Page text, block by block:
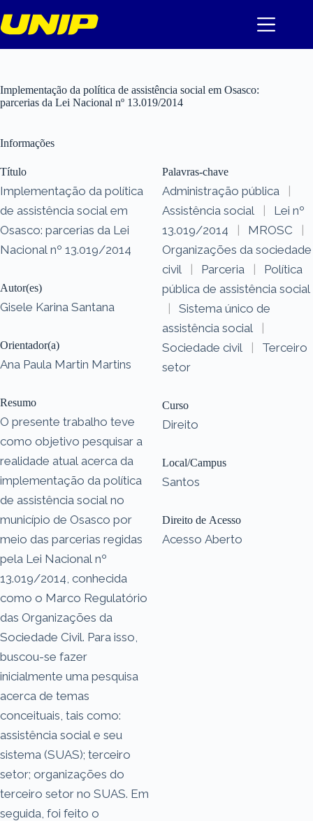
para
o
Implementação da política de assistência social em Osasco:
parcerias da Lei Nacional nº 13.019/2014
Informações
Título
Implementação da política
de assistência social em
Osasco: parcerias da Lei
Nacional nº 13.019/2014
Autor(es)
Gisele Karina Santana
Orientador(a)
Ana Paula Martin Martins
Resumo
O presente trabalho teve
como objetivo pesquisar a
realidade atual acerca da
implementação da política
de assistência social no
município de Osasco por
meio das parcerias regidas
pela Lei Nacional nº
13.019/2014, conhecida
como o Marco Regulatório
das Organizações da
Sociedade Civil. Para isso,
buscou-se fazer
inicialmente uma pesquisa
acerca de temas
conceituais, tais como:
assistência social e seu
sistema (SUAS); terceiro
setor; organizações do
terceiro setor no SUAS. Em
seguida, foi feito o
Palavras-chave
Administração pública
|
Assistência social
|
Lei nº
13.019/2014
| MROSC
|
Organizações da sociedade
civil
| Parceria |
Política
pública de assistência social
|
Sistema único de
assistência social
|
Sociedade civil
|
Terceiro
setor
Curso
Direito
Local/Campus
Santos
Direito de Acesso
Acesso Aberto